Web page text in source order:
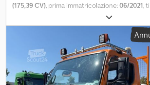
(175,39 CV) , prima immatricolazione:06/2021 ,
7.490 kg
ingranaggio:automatico, classe di emissione:
, lunghezza spazio di carico: 4.720 mm,
, altezza vano di carico:1.810
produzione:
2021, Equipaggiamento:ABS, aria
antiparticolato, FUSO 9 C 18, furgone per
Furgone con scomparti e tende laterali a rullo